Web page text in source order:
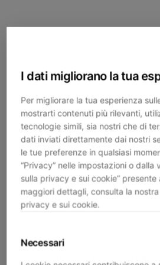
I dati migliorano la tua
Per migliorare la tua esperienza
mostrarti contenuti più rilevanti,
tecnologie simili, sia nostri che di
dati inviati direttamente dai nostri
le tue preferenze in qualsiasi
“Privacy” nelle impostazioni o dalla
sulla privacy e sui cookie”
maggiori dettagli, consulta la
privacy e sui cookie.
Necessari